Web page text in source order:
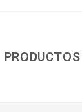
PRODUCTOS